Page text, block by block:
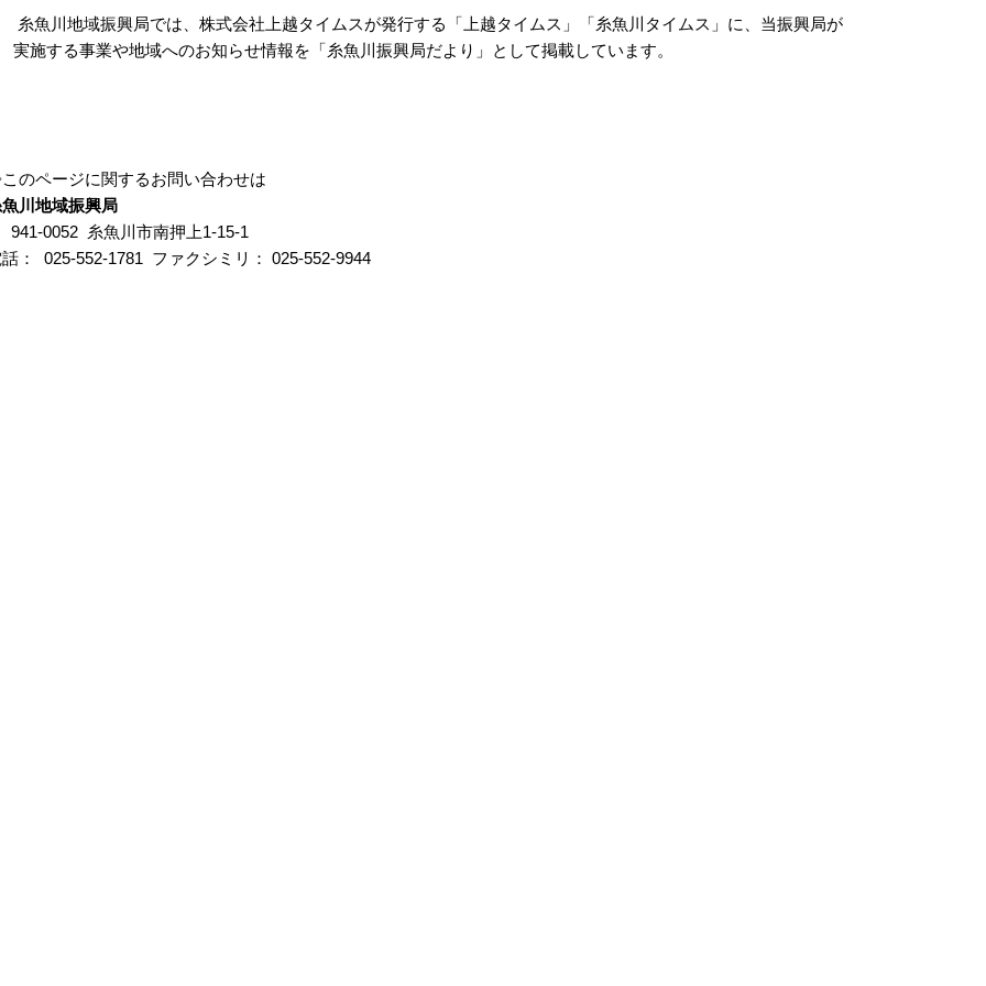
糸魚川地域振興局では、株式会社上越タイムスが発行する「上越タイムス」「糸魚川タイムス」に、当振興局が
実施する事業や地域へのお知らせ情報を「糸魚川振興局だより」として掲載しています。
のページに関するお問い合わせは
川地域振興局
941-0052 糸魚川市南押上1-15-1
： 025-552-1781 ファクシミリ： 025-552-9944